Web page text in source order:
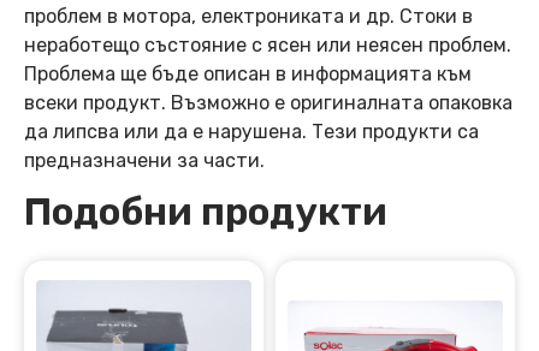
проблем в мотора, електрониката и др. Стоки в
неработещо състояние с ясен или неясен проблем.
Проблема ще бъде описан в информацията към
всеки продукт. Възможно е оригиналната опаковка
да липсва или да е нарушена. Тези продукти са
предназначени за части.
Подобни продукти